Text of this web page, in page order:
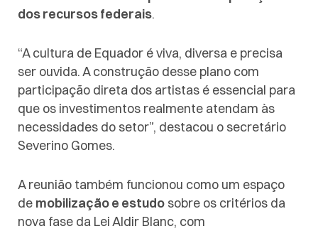
dos recursos federais.
“A cultura de Equador é viva, diversa e precisa
ser ouvida. A construção desse plano com
participação direta dos artistas é essencial para
que os investimentos realmente atendam às
necessidades do setor”, destacou o secretário
Severino Gomes.
A reunião também funcionou como um espaço
de mobilização e estudo sobre os critérios da
nova fase da Lei Aldir Blanc, com